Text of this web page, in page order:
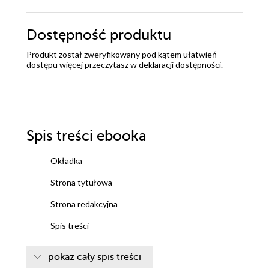
Dostępność produktu
Produkt został zweryfikowany pod kątem ułatwień
dostępu więcej przeczytasz wdeklaracji dostępności.
Spis treści ebooka
Okładka
Strona tytułowa
Strona redakcyjna
Spis treści
pokaż cały spis treści